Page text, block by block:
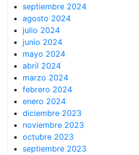
septiembre 2024
agosto 2024
julio 2024
junio 2024
mayo 2024
abril 2024
marzo 2024
febrero 2024
enero 2024
diciembre 2023
noviembre 2023
octubre 2023
septiembre 2023